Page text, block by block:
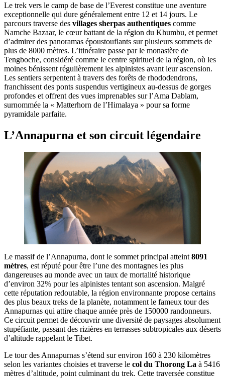
Le trek vers le camp de base de l’Everest constitue une aventure
exceptionnelle qui dure généralement entre 12 et 14 jours. Le
parcours traverse des villages sherpas authentiques comme
Namche Bazaar, le cœur battant de la région du Khumbu, et permet
d’admirer des panoramas époustouflants sur plusieurs sommets de
plus de 8000 mètres. L’itinéraire passe par le monastère de
Tengboche, considéré comme le centre spirituel de la région, où les
moines bénissent régulièrement les alpinistes avant leur ascension.
Les sentiers serpentent à travers des forêts de rhododendrons,
franchissent des ponts suspendus vertigineux au-dessus de gorges
profondes et offrent des vues imprenables sur l’Ama Dablam,
surnommée la « Matterhorn de l’Himalaya » pour sa forme
pyramidale parfaite.
L’Annapurna et son circuit légendaire
Le massif de l’Annapurna, dont le sommet principal atteint 8091
mètres, est réputé pour être l’une des montagnes les plus
dangereuses au monde avec un taux de mortalité historique
d’environ 32% pour les alpinistes tentant son ascension. Malgré
cette réputation redoutable, la région environnante propose certains
des plus beaux treks de la planète, notamment le fameux tour des
Annapurnas qui attire chaque année près de 150000 randonneurs.
Ce circuit permet de découvrir une diversité de paysages absolument
stupéfiante, passant des rizières en terrasses subtropicales aux déserts
d’altitude rappelant le Tibet.
Le tour des Annapurnas s’étend sur environ 160 à 230 kilomètres
selon les variantes choisies et traverse le col du Thorong La à 5416
mètres d’altitude, point culminant du trek. Cette traversée constitue